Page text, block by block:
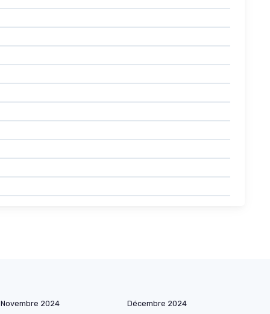
Novembre 2024
Décembre 2024